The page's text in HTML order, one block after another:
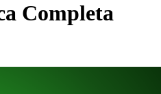
Completa